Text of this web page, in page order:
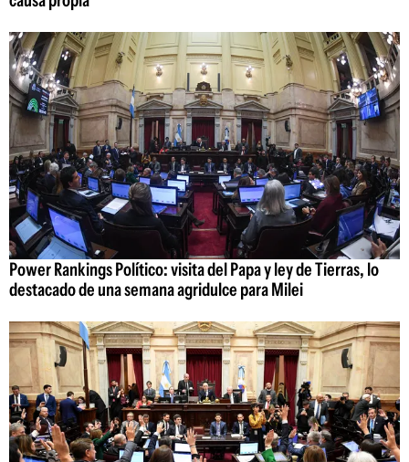
Power Rankings Político: visita del Papa y ley de Tierras, lo
destacado de una semana agridulce para Milei